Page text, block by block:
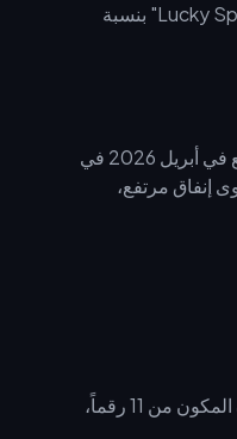
خصص 25-30% من إجمالي ميزانية الجواهر الخاصة بك للأيام الخمسة الأخيرة من الحدث. حدد إنفاقك على "Lucky Spin" بنسبة
تفتح الجواهر اشتراكات VIP، ورسوم دخول البطولات، وهدايا لوحة الصدارة، والعناصر الحصرية. يقام حدث الربيع في أبريل 2026 في
في 9 أبريل. للحفاظ على مستوى إنفاق مرتفع،
يلغي الشحن عبر مُعرّف المستخدم (UID) فقط مخاطر سرقة بيانات الاعتماد. لا يتطلب buffget سوى المُعرّف المكون من 11 رقماً،